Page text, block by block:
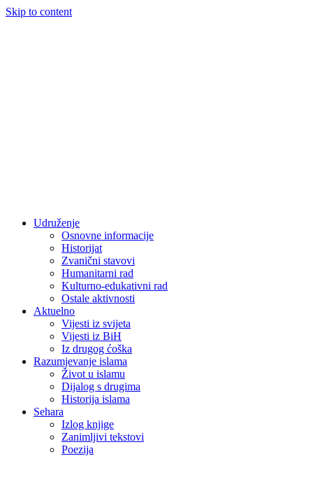
Skip to content
Udruženje
Osnovne informacije
Historijat
Zvanični stavovi
Humanitarni rad
Kulturno-edukativni rad
Ostale aktivnosti
Aktuelno
Vijesti iz svijeta
Vijesti iz BiH
Iz drugog ćoška
Razumjevanje islama
Život u islamu
Dijalog s drugima
Historija islama
Sehara
Izlog knjige
Zanimljivi tekstovi
Poezija